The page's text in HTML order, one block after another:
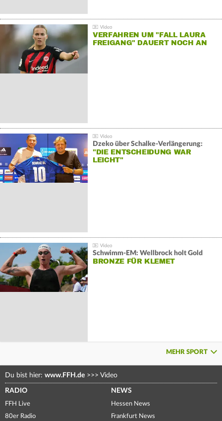
VERFAHREN UM "FALL LAURA
FREIGANG" DAUERT NOCH AN
Dzeko über Schalke-Verlängerung:
"DIE ENTSCHEIDUNG WAR
LEICHT"
Schwimm-EM: Wellbrock holt Gold
BRONZE FÜR KLEMET
MEHR SPORT
Du bist hier: www.FFH.de >>> Video
RADIO
FFH Live
80er Radio
NEWS
Hessen News
Frankfurt News